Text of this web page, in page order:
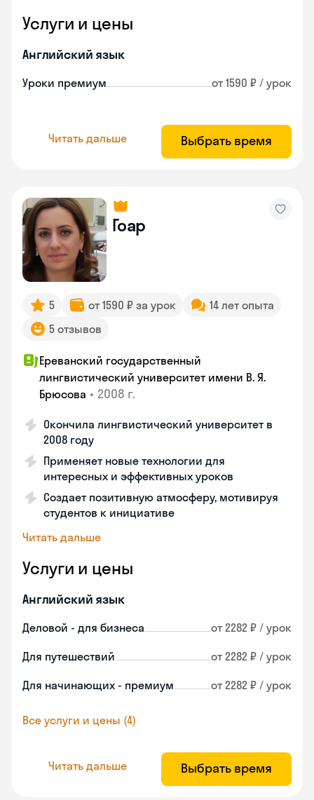
Услуги и цены
Английский язык
Уроки премиум от 1590 ₽ / урок
Читать дальше Выбрать время
Гоар
5 от 1590 ₽ за урок
14 лет опыта
5 отзывов
Ереванский государственный
лингвистический университет имени В. Я.
Брюсова • 2008 г.
Окончила лингвистический университет в
2008 году
Применяет новые технологии для
интересных и эффективных уроков
Создает позитивную атмосферу, мотивируя
студентов к инициативе
Читать дальше
Услуги и цены
Английский язык
Деловой - для бизнеса от 2282 ₽ / урок
Для путешествий от 2282 ₽ / урок
Для начинающих - премиум от 2282 ₽ / урок
Все услуги и цены (4)
Читать дальше Выбрать время